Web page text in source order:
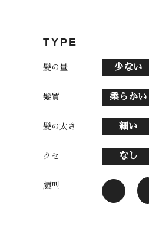
TYPE
髪の量 少ない
髪質 柔らかい
髪の太さ 細い
クセ なし
顔型